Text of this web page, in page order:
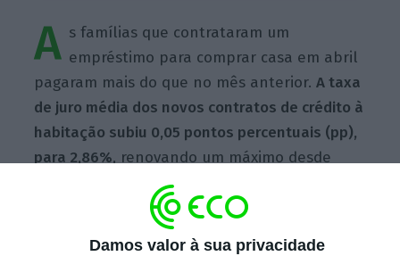
Damos valor à sua privacidade
A s famílias que contrataram um
empréstimo para comprar casa em abril
pagaram mais do que no mês anterior.A taxa
de juro média dos novos contratos de crédito à
habitação subiu 0,05 pontos percentuais (pp),
para 2,86%, renovando um máximo desde
julho de 2025, segundo dados publicados esta
sexta-feira pelo Banco de Portugal.